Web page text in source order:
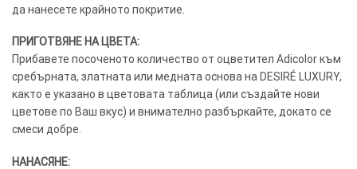
да нанесете крайното покритие.
ПРИГОТВЯНЕ НА ЦВЕТА:
Прибавете посоченото количество от оцветител Adicolor към
сребърната, златната или медната основа на DESIRÉ LUXURY,
както е указано в цветовата таблица (или създайте нови
цветове по Ваш вкус) и внимателно разбъркайте, докато се
смеси добре.
НАНАСЯНЕ: